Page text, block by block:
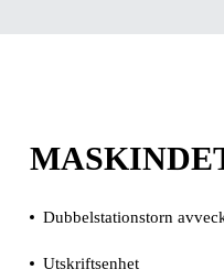
Dubbelstationstorn
Utskriftsenhet